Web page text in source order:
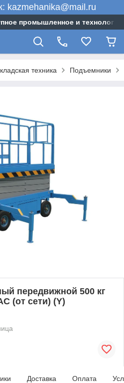
kazmehanika@mail.ru
промышленное и
техника Подъемники
передвижной 500 кг
(от сети) (Y)
Доставка Оплата